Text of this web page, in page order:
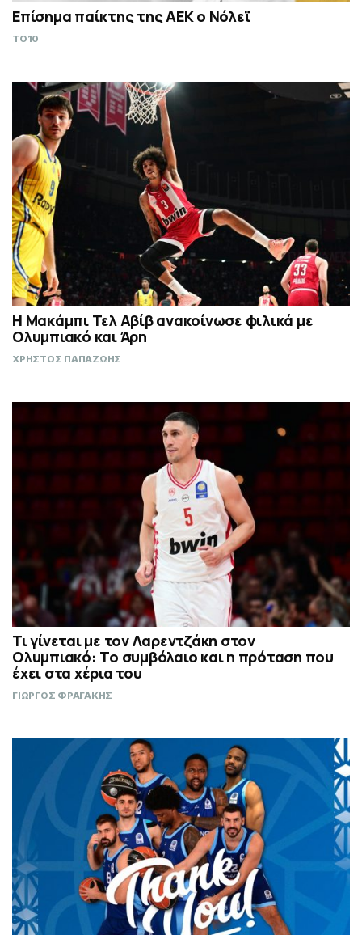
Επίσημα παίκτης της ΑΕΚ ο Νόλεϊ
TO10
Η Μακάμπι Τελ Αβίβ ανακοίνωσε φιλικά με
Ολυμπιακό και Άρη
ΧΡΗΣΤΟΣ ΠΑΠΑΖΩΗΣ
Τι γίνεται με τον Λαρεντζάκη στον
Ολυμπιακό: Το συμβόλαιο και η πρόταση που
έχει στα χέρια του
ΓΙΩΡΓΟΣ ΦΡΑΓΑΚΗΣ